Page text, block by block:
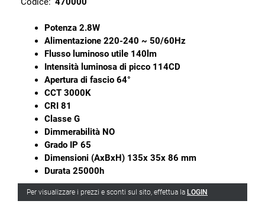
Potenza 2.8W
Alimentazione 220-240 ~ 50/60Hz
Flusso luminoso utile 140lm
Intensità luminosa di picco 114CD
Apertura di fascio 64°
CCT 3000K
CRI 81
Classe G
Dimmerabilità NO
Grado IP 65
Dimensioni (AxBxH) 135x 35x 86 mm
Durata 25000h
Per visualizzare i prezzi e sconti sul sito, effettua la LOGIN